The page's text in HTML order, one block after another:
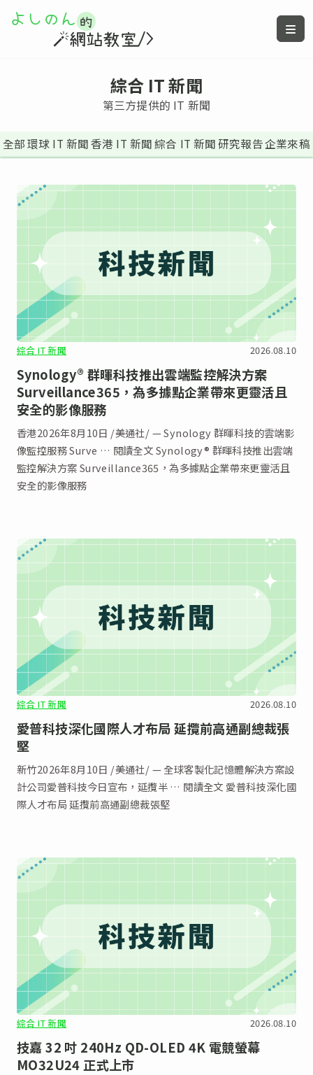
綜合 IT 新聞
第三方提供的 IT 新聞
全部環球 IT 新聞香港 IT 新聞綜合 IT 新聞研究報告企業來稿
綜合 IT 新聞 2026.08.10
Synology® 群暉科技推出雲端監控解決方案
Surveillance365，為多據點企業帶來更靈活且
安全的影像服務
香港2026年8月10日 /美通社/ — Synology 群暉科技的雲端影
像監控服務 Surve … 閱讀全文 Synology® 群暉科技推出雲端
監控解決方案 Surveillance365，為多據點企業帶來更靈活且
安全的影像服務
綜合 IT 新聞 2026.08.10
愛普科技深化國際人才布局 延攬前高通副總裁張
堅
新竹2026年8月10日 /美通社/ — 全球客製化記憶體解決方案設
計公司愛普科技今日宣布，延攬半 … 閱讀全文 愛普科技深化國
際人才布局 延攬前高通副總裁張堅
綜合 IT 新聞 2026.08.10
技嘉 32 吋 240Hz QD-OLED 4K 電競螢幕
MO32U24 正式上市